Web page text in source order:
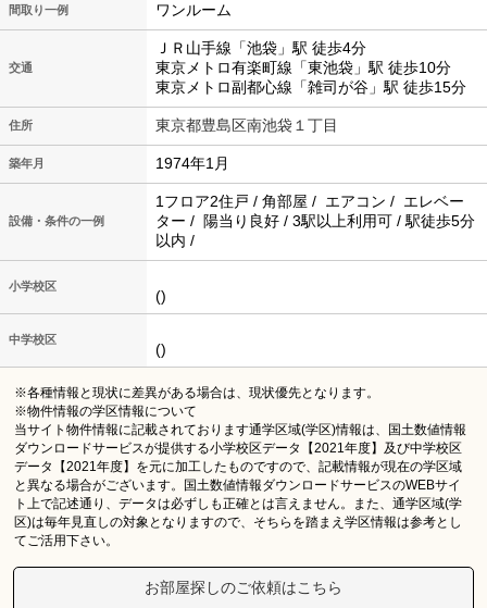
間取り一例 ワンルーム
交通
ＪＲ山手線「池袋」駅 徒歩4分
東京メトロ有楽町線「東池袋」駅 徒歩10分
東京メトロ副都心線「雑司が谷」駅 徒歩15分
住所 東京都豊島区南池袋１丁目
築年月 1974年1月
設備・条件の一例
1フロア2住戸 / 角部屋 / エアコン / エレベー
ター / 陽当り良好 / 3駅以上利用可 / 駅徒歩5分
以内 /
小学校区
()
中学校区
()
※各種情報と現状に差異がある場合は、現状優先となります。
※物件情報の学区情報について
当サイト物件情報に記載されております通学区域(学区)情報は、国土数値情報
ダウンロードサービスが提供する小学校区データ【2021年度】及び中学校区
データ【2021年度】を元に加工したものですので、記載情報が現在の学区域
と異なる場合がございます。国土数値情報ダウンロードサービスのWEBサイ
ト上で記述通り、データは必ずしも正確とは言えません。また、通学区域(学
区)は毎年見直しの対象となりますので、そちらを踏まえ学区情報は参考とし
てご活用下さい。
お部屋探しのご依頼はこちら